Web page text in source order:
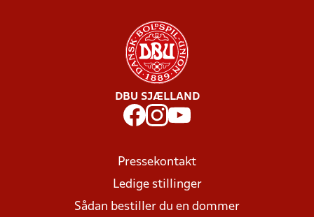
DBU SJÆLLAND
Pressekontakt
Ledige stillinger
Sådan bestiller du en dommer